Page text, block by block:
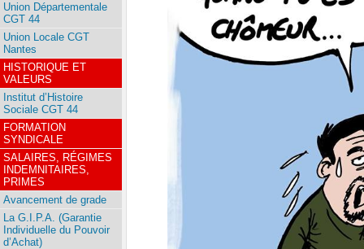
Union Départementale
CGT 44
Union Locale CGT
Nantes
HISTORIQUE ET
VALEURS
Institut d’Histoire
Sociale CGT 44
FORMATION
SYNDICALE
SALAIRES, RÉGIMES
INDEMNITAIRES,
PRIMES
Avancement de grade
La G.I.P.A. (Garantie
Individuelle du Pouvoir
d’Achat)